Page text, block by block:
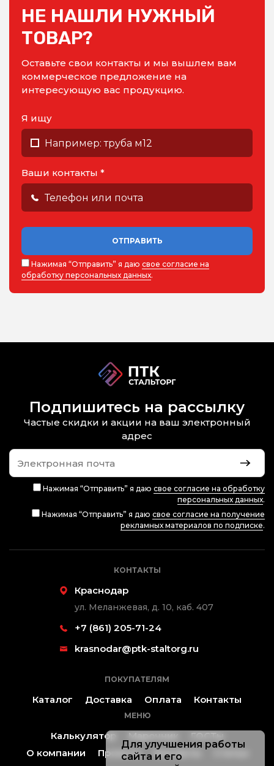
НЕ НАШЛИ НУЖНЫЙ
ТОВАР?
Оставьте свои контакты и мы вышлем вам
коммерческое предложение на
интересующую вас продукцию.
Я ищу
Ваши контакты *
ОТПРАВИТЬ
Нажимая “Отправить” я даю свое согласие на
обработку персональных данных.
Подпишитесь на рассылку
Частые скидки и акции на ваш электронный
адрес
Нажимая “Отправить” я даю свое согласие на обработку
персональных данных.
Нажимая “Отправить” я даю свое согласие на получение
рекламных материалов по подписке.
КОНТАКТЫ
Краснодар
ул. Меланжевая, д. 10, каб. 407
+7 (861) 205-71-24
krasnodar@ptk-staltorg.ru
ПОКУПАТЕЛЯМ
Каталог Доставка Оплата Контакты
МЕНЮ
Калькулятор Марочник
ГОСТы
О компании
Проекты Контакты
Для улучшения работы
сайта и его